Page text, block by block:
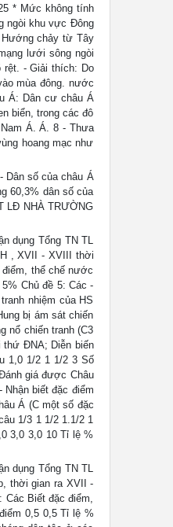
* Mức không tính
ngòi khu vực Đông
Hướng chảy từ Tây
lưới sông ngòi
rệt. - Giải thích: Do
mùa đông. nước
Á: Dân cư châu Á
biển, trong các đô
Á. Á. 8 - Thưa
hoang mạc như
Dân số của châu Á
60,3% dân số của
LĐ NHÀ TRƯỜNG
dụng Tổng TN TL
, XVII - XVIII thời
thể chế nước
Chủ đề 5: Các -
nhiệm của HS
bị ám sát chiến
nổ chiến tranh (C3
thứ ĐNA; Diễn biến
1,0 1/2 1 1/2 3 Số
giá được Châu
biết đặc điểm
Á (C một số đặc
1/3 1 1/2 1.1/2 1
3,0 3,0 10 Tỉ lệ %
dụng Tổng TN TL
thời gian ra XVII -
Các Biết đặc điểm,
0,5 0,5 Tỉ lệ %